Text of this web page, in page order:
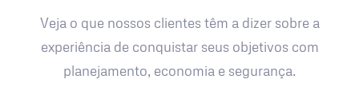
Veja o que nossos clientes têm a dizer sobre a
experiência de conquistar seus objetivos com
planejamento, economia e segurança.